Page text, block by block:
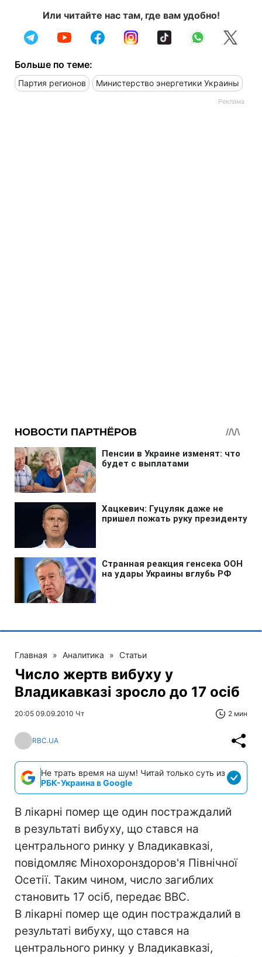
Или читайте нас там, где вам удобно!
Больше по теме:
Партия регионов Министерство энергетики Украины
Главная » Аналитика » Статьи
Число жертв вибуху у
Владикавказі зросло до 17 осіб
20:05 09.09.2010 Чт 2 мин
RBC.UA
Не трать время на шум! Читай только суть из
РБК-Украина в Google
В лікарні помер ще один постраждалий
в результаті вибуху, що стався на
центрального ринку у Владикавказі,
повідомляє Мінохоронздоров'я Північної
Осетії. Таким чином, число загиблих
становить 17 осіб, передає ВВС.
В лікарні помер ще один постраждалий в
результаті вибуху, що стався на
центрального ринку у Владикавказі,